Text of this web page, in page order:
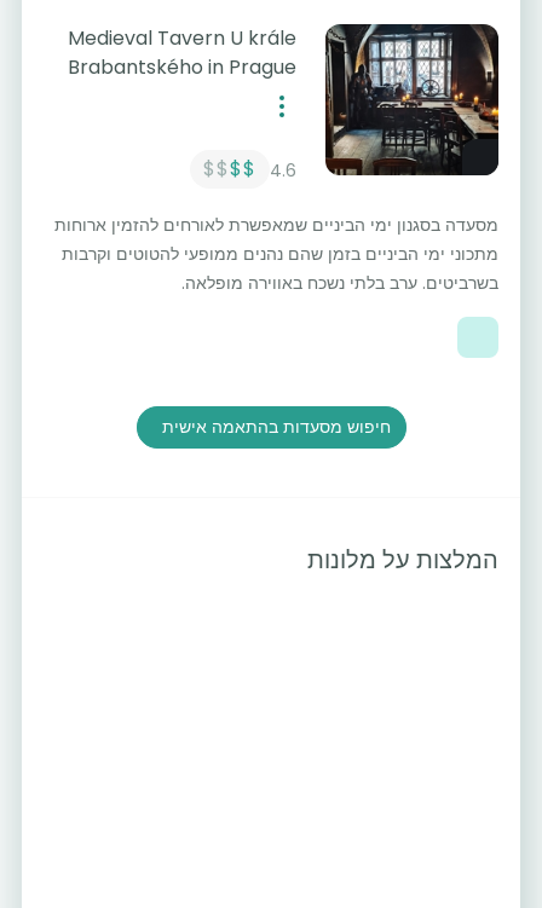
Medieval Tavern U krále
Brabantského in Prague
4.6
$$
$$
מסעדה בסגנון ימי הביניים שמאפשרת לאורחים להזמין ארוחות
מתכוני ימי הביניים בזמן שהם נהנים ממופעי להטוטים וקרבות
בשרביטים. ערב בלתי נשכח באווירה מופלאה.
חיפוש מסעדות בהתאמה אישית
המלצות על מלונות